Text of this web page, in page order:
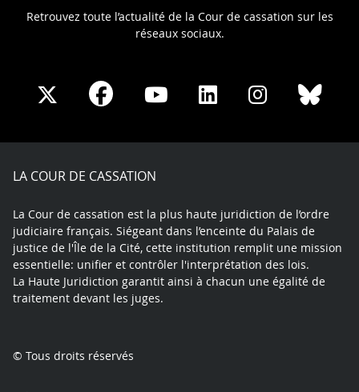
Retrouvez toute l’actualité de la Cour de cassation sur les
réseaux sociaux.
Share
X
Share
Facebook
Share
Youtube
Share
LinkedIn
Share
Instagram
LA COUR DE CASSATION
La Cour de cassation est la plus haute juridiction de l’ordre
judiciaire français. Siégeant dans l’enceinte du Palais de
justice de l'Île de la Cité, cette institution remplit une mission
essentielle: unifier et contrôler l'interprétation des lois.
La Haute Juridiction garantit ainsi à chacun une égalité de
traitement devant les juges.
© Tous droits réservés